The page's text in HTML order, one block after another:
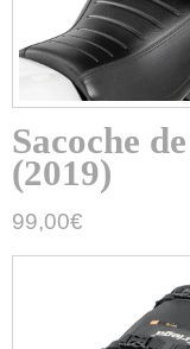
Sacoche
(2019)
99,00€